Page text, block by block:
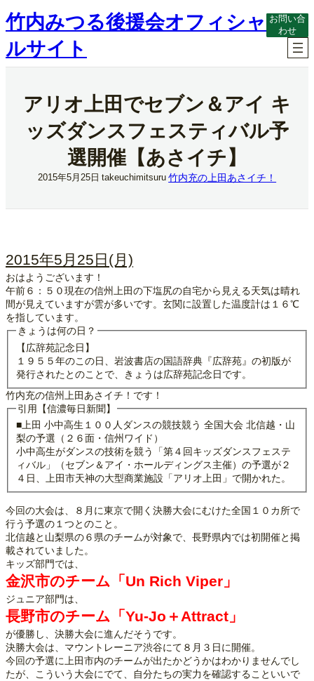
内
容
ス
キ
竹内みつる後援会オフィシャ
ルサイト
お問い合
わせ
アリオ上田でセブン＆アイ キ
ッズダンスフェスティバル予
選開催【あさイチ】
2015年5月25日 takeuchimitsuru 竹内充の上田あさイチ！
2015年5月25日(月)
おはようございます！
午前６：５０現在の信州上田の下塩尻の自宅から見える天気は晴れ
間が見えていますが雲が多いです。玄関に設置した温度計は１６℃
を指しています。
きょうは何の日？
【広辞苑記念日】
１９５５年のこの日、岩波書店の国語辞典『広辞苑』の初版が
発行されたとのことで、きょうは広辞苑記念日です。
竹内充の信州上田あさイチ！です！
引用【信濃毎日新聞】
■上田 小中高生１００人ダンスの競技競う 全国大会 北信越・山
梨の予選（２６面・信州ワイド）
小中高生がダンスの技術を競う「第４回キッズダンスフェステ
ィバル」（セブン＆アイ・ホールディングス主催）の予選が２
４日、上田市天神の大型商業施設「アリオ上田」で開かれた。
今回の大会は、８月に東京で開く決勝大会にむけた全国１０カ所で
行う予選の１つとのこと。
北信越と山梨県の６県のチームが対象で、長野県内では初開催と掲
載されていました。
キッズ部門では、
金沢市のチーム「Un Rich Viper」
ジュニア部門は、
長野市のチーム「Yu-Jo＋Attract」
が優勝し、決勝大会に進んだそうです。
決勝大会は、マウントレーニア渋谷にて８月３日に開催。
今回の予選に上田市内のチームが出たかどうかはわかりませんでし
たが、こういう大会にでて、自分たちの実力を確認することいいで